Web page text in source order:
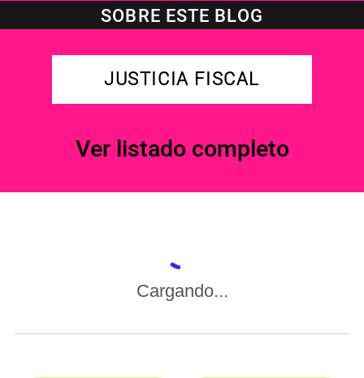
SOBRE ESTE BLOG
JUSTICIA FISCAL
Ver listado completo
Cargando...